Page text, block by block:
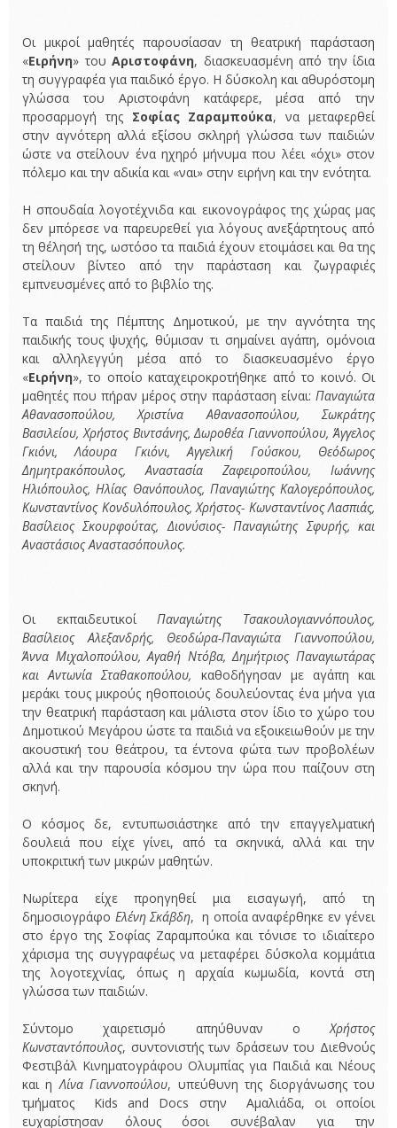
Οι μικροί μαθητές παρουσίασαν τη θεατρική παράσταση
«Ειρήνη» του Αριστοφάνη, διασκευασμένη από την ίδια
τη συγγραφέα για παιδικό έργο. Η δύσκολη και αθυρόστομη
γλώσσα του Αριστοφάνη κατάφερε, μέσα από την
προσαρμογή της Σοφίας Ζαραμπούκα, να μεταφερθεί
στην αγνότερη αλλά εξίσου σκληρή γλώσσα των παιδιών
ώστε να στείλουν ένα ηχηρό μήνυμα που λέει «όχι» στον
πόλεμο και την αδικία και «ναι» στην ειρήνη και την ενότητα.
Η σπουδαία λογοτέχνιδα και εικονογράφος της χώρας μας
δεν μπόρεσε να παρευρεθεί για λόγους ανεξάρτητους από
τη θέλησή της, ωστόσο τα παιδιά έχουν ετοιμάσει και θα της
στείλουν βίντεο από την παράσταση και ζωγραφιές
εμπνευσμένες από το βιβλίο της.
Τα παιδιά της Πέμπτης Δημοτικού, με την αγνότητα της
παιδικής τους ψυχής, θύμισαν τι σημαίνει αγάπη, ομόνοια
και αλληλεγγύη μέσα από το διασκευασμένο έργο
«Ειρήνη», το οποίο καταχειροκροτήθηκε από το κοινό. Οι
μαθητές που πήραν μέρος στην παράσταση είναι: Παναγιώτα
Αθανασοπούλου, Χριστίνα Αθανασοπούλου, Σωκράτης
Βασιλείου, Χρήστος Βιντσάνης, Δωροθέα Γιαννοπούλου, Άγγελος
Γκιόνι, Λάουρα Γκιόνι, Αγγελική Γούσκου, Θεόδωρος
Δημητρακόπουλος, Αναστασία Ζαφειροπούλου, Ιωάννης
Ηλιόπουλος, Ηλίας Θανόπουλος, Παναγιώτης Καλογερόπουλος,
Κωνσταντίνος Κονδυλόπουλος, Χρήστος- Κωνσταντίνος Λασπιάς,
Βασίλειος Σκουρφούτας, Διονύσιος- Παναγιώτης Σφυρής, και
Αναστάσιος Αναστασόπουλος.
Οι εκπαιδευτικοίΠαναγιώτης Τσακουλογιαννόπουλος,
Βασίλειος Αλεξανδρής, Θεοδώρα-Παναγιώτα Γιαννοπούλου,
Άννα Μιχαλοπούλου, Αγαθή Ντόβα, Δημήτριος Παναγιωτάρας
και Αντωνία Σταθακοπούλου, καθοδήγησαν με αγάπη και
μεράκι τους μικρούς ηθοποιούς δουλεύοντας ένα μήνα για
την θεατρική παράσταση και μάλιστα στον ίδιο το χώρο του
Δημοτικού Μεγάρου ώστε τα παιδιά να εξοικειωθούν με την
ακουστική του θεάτρου, τα έντονα φώτα των προβολέων
αλλά και την παρουσία κόσμου την ώρα που παίζουν στη
σκηνή.
Ο κόσμος δε, εντυπωσιάστηκε από την επαγγελματική
δουλειά που είχε γίνει, από τα σκηνικά, αλλά και την
υποκριτική των μικρών μαθητών.
Νωρίτερα είχε προηγηθεί μια εισαγωγή, από τη
δημοσιογράφο Ελένη Σκάβδη, η οποία αναφέρθηκε εν γένει
στο έργο της Σοφίας Ζαραμπούκα και τόνισε το ιδιαίτερο
χάρισμα της συγγραφέως να μεταφέρει δύσκολα κομμάτια
της λογοτεχνίας, όπως η αρχαία κωμωδία, κοντά στη
γλώσσα των παιδιών.
Σύντομο χαιρετισμό απηύθυναν οΧρήστος
Κωνσταντόπουλος, συντονιστής των δράσεων του Διεθνούς
Φεστιβάλ Κινηματογράφου Ολυμπίας για Παιδιά και Νέους
και ηΛίνα Γιαννοπούλου, υπεύθυνη της διοργάνωσης του
τμήματος Kids and Docs στην Αμαλιάδα, οι οποίοι
ευχαρίστησαν όλους όσοι συνέβαλαν για την